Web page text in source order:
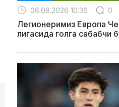
06.08.2026 10:36 0
Легионеримиз Европа
лигасида голга сабабчи